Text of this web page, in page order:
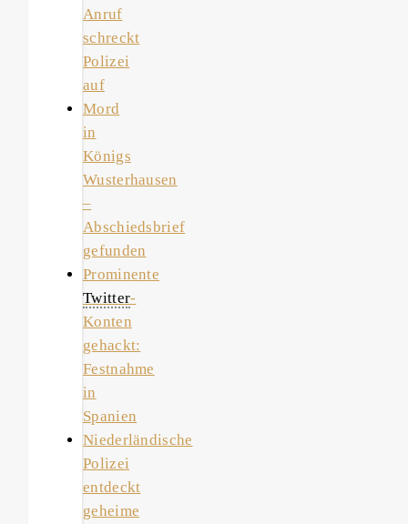
Anruf
schreckt
Polizei
auf
Mord
in
Königs
Wusterhausen
–
Abschiedsbrief
gefunden
Prominente
Twitter-
Konten
gehackt:
Festnahme
in
Spanien
Niederländische
Polizei
entdeckt
geheime